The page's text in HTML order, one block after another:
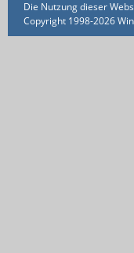
Die Nutzung dieser
Copyright 1998-2026